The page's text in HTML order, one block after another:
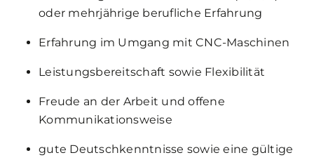
oder mehrjährige berufliche Erfahrung
Erfahrung im Umgang mit CNC-Maschinen
Leistungsbereitschaft sowie Flexibilität
Freude an der Arbeit und offene
Kommunikationsweise
gute Deutschkenntnisse sowie eine gültige